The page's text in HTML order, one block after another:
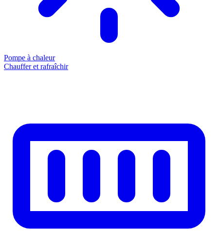
Pompe à chaleur
Chauffer et rafraîchir